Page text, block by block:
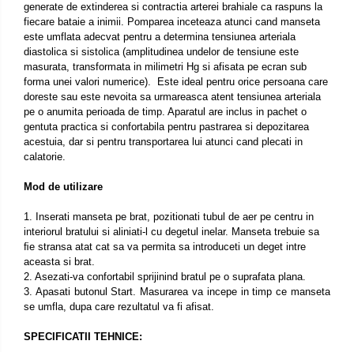
generate de extinderea si contractia arterei brahiale ca raspuns la
fiecare bataie a inimii. Pomparea inceteaza atunci cand manseta
este umflata adecvat pentru a determina tensiunea arteriala
diastolica si sistolica (amplitudinea undelor de tensiune este
masurata, transformata in milimetri Hg si afisata pe ecran sub
forma unei valori numerice). Este ideal pentru orice persoana care
doreste sau este nevoita sa urmareasca atent tensiunea arteriala
pe o anumita perioada de timp. Aparatul are inclus in pachet o
gentuta practica si confortabila pentru pastrarea si depozitarea
acestuia, dar si pentru transportarea lui atunci cand plecati in
calatorie.
Mod de utilizare
1. Inserati manseta pe brat, pozitionati tubul de aer pe centru in
interiorul bratului si aliniati-l cu degetul inelar. Manseta trebuie sa
ﬁe stransa atat cat sa va permita sa introduceti un deget intre
aceasta si brat.
2. Asezati-va confortabil sprijinind bratul pe o suprafata plana.
3. Apasati butonul Start. Masurarea va incepe in timp ce manseta
se umfla, dupa care rezultatul va fi afisat.
SPECIFICATII TEHNICE: